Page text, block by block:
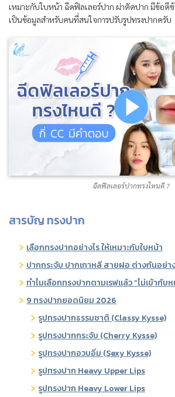
เหมาะกับใบหน้า ฉีดฟิลเลอร์ปาก ผ่าตัดปาก มีข้อดีข้
เป็นข้อมูลสำหรับคนที่สนใจการปรับรูปทรงปากครับ
ฉีดฟิลเลอร์ปากทรงไหนดี ?
สารบัญ ทรงปาก
เลือกทรงปากอย่างไร ให้เหมาะกับใบหน้า
ปากกระจับ ปากเกาหลี สายฝอ ต่างกันอย่า
ทำไมเลือกทรงปากตามเรฟแล้ว “ไม่เข้ากับ
9 ทรงปากยอดนิยม 2026
รูปทรงปากธรรมชาติ (Classy Kysse)
รูปทรงปากกระจับ (Cherry Kysse)
รูปทรงปากอวบอิ่ม (Sexy Kysse)
รูปทรงปาก Heavy Upper Lips
รูปทรงปาก Heavy Lower Lips